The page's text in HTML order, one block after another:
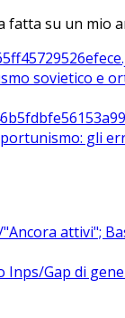
su un mio
sovietico e
gli
attivi";
Inps/Gap di